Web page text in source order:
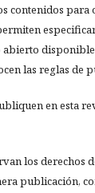
contenidos para
abierto
las reglas de
en esta
los derechos
publicación,